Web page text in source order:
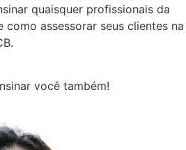
quaisquer profissionais da
como assessorar seus clientes na
você também!